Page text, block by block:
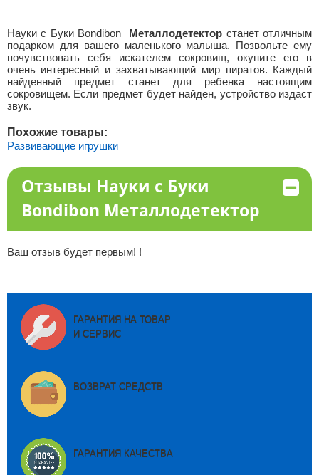
Науки с Буки Bondibon Металлодетектор станет отличным
подарком для вашего маленького малыша. Позвольте ему
почувствовать себя искателем сокровищ, окуните его в
очень интересный и захватывающий мир пиратов. Каждый
найденный предмет станет для ребенка настоящим
сокровищем. Если предмет будет найден, устройство издаст
звук.
Похожие товары:
Развивающие игрушки
Отзывы Науки с Буки
Bondibon Металлодетектор
Ваш отзыв будет первым! !
ГАРАНТИЯ НА ТОВАР
И СЕРВИС
ВОЗВРАТ СРЕДСТВ
ГАРАНТИЯ КАЧЕСТВА